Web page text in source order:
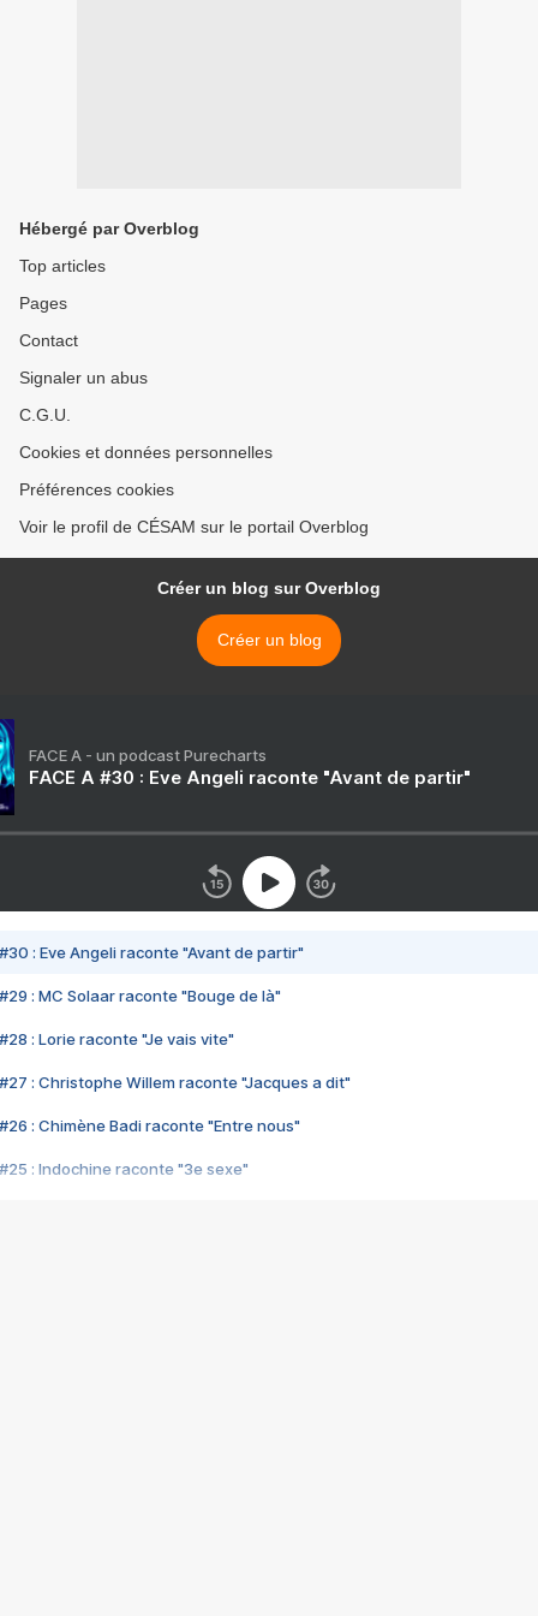
Hébergé par Overblog
Top articles
Pages
Contact
Signaler un abus
C.G.U.
Cookies et données personnelles
Préférences cookies
Voir le profil de CÉSAM sur le portail Overblog
Créer un blog sur Overblog
Créer un blog
FACE A - un podcast Purecharts
FACE A #30 : Eve Angeli raconte "Avant de partir"
#30 : Eve Angeli raconte "Avant de partir"
#29 : MC Solaar raconte "Bouge de là"
#28 : Lorie raconte "Je vais vite"
#27 : Christophe Willem raconte "Jacques a dit"
#26 : Chimène Badi raconte "Entre nous"
#25 : Indochine raconte "3e sexe"